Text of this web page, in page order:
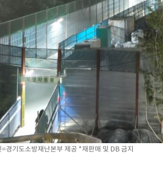
=경기도소방재난본부 제공 *재판매 및 DB 금지